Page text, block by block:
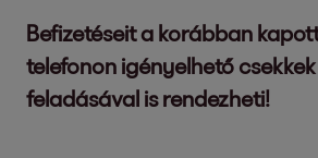
Befizetéseit a korábban
telefonon igényelhető
feladásával is rendezheti!